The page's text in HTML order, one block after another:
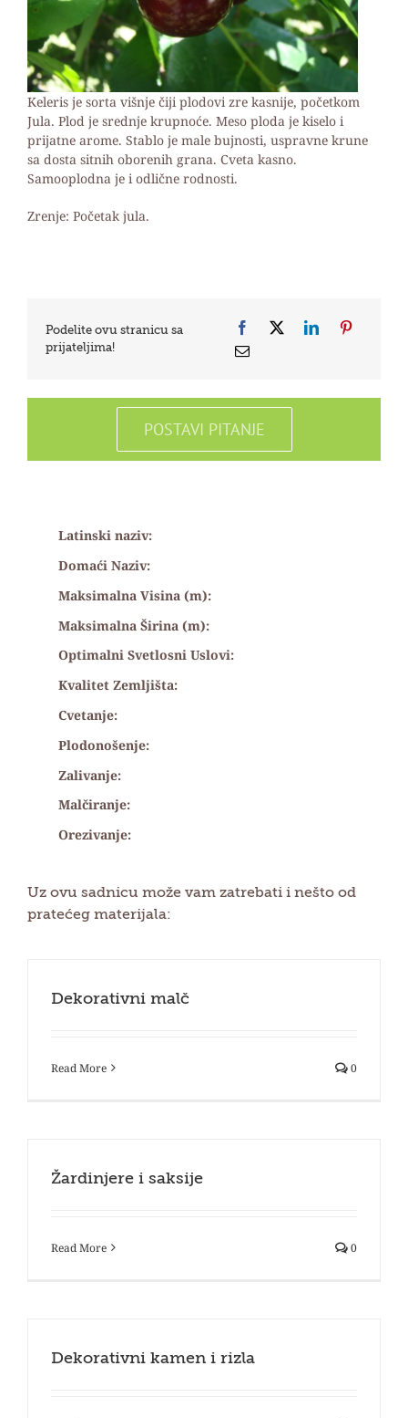
Keleris je sorta višnje čiji plodovi zre kasnije, početkom
Jula. Plod je srednje krupnoće. Meso ploda je kiselo i
prijatne arome. Stablo je male bujnosti, uspravne krune
sa dosta sitnih oborenih grana. Cveta kasno.
Samooplodna je i odlične rodnosti.
Zrenje: Početak jula.
Podelite ovu stranicu sa
prijateljima!
POSTAVI PITANJE
Latinski naziv:
Domaći Naziv:
Maksimalna Visina (m):
Maksimalna Širina (m):
Optimalni Svetlosni Uslovi:
Kvalitet Zemljišta:
Cvetanje:
Plodonošenje:
Zalivanje:
Malčiranje:
Orezivanje:
Uz ovu sadnicu može vam zatrebati i nešto od
pratećeg materijala:
Dekorativni malč
Read More 0
Žardinjere i saksije
Read More 0
Dekorativni kamen i rizla